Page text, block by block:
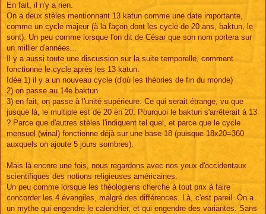
En fait, il n'y a rien.
On a deux stèles mentionnant 13 katun comme une date importante,
comme un cycle majeur (à la façon dont les cycle de 20 ans, baktun, le
sont). Un peu comme lorsque l'on dit de César que son nom portera sur
un millier d'années...
Il y a aussi toute une discussion sur la suite temporelle, comment
fonctionne le cycle après les 13 katun.
Idée 1) il y a un nouveau cycle (d'où les théories de fin du monde)
2) on passe au 14e baktun
3) en fait, on passe à l'unité supérieure. Ce qui serait étrange, vu que
jusque là, le multiple est de 20 en 20. Pourquoi le baktun s'arrêterait à 13
? Parce que d'autres stèles l'indiquent tel quel, et parce que le cycle
mensuel (winal) fonctionne déjà sur une base 18 (puisque 18x20=360
auxquels on ajoute 5 jours sombres).
Mais là encore une fois, nous regardons avec nos yeux d'occidentaux
scientifiques des notions religieuses américaines.
Un peu comme lorsque les théologiens cherche à tout prix à faire
concorder les 4 évangiles, malgré des différences. Là, c'est pareil. On a
un mythe qui engendre le calendrier, et qui engendre des variantes. Sans